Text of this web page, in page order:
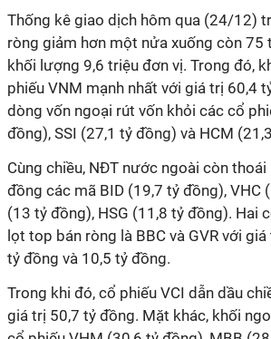
Thống kê giao dịch hôm qua (24/12)
ròng giảm hơn một nửa xuống còn 75
khối lượng 9,6 triệu đơn vị. Trong đó,
phiếu VNM mạnh nhất với giá trị 60,4
dòng vốn ngoại rút vốn khỏi các cổ
đồng), SSI (27,1 tỷ đồng) và HCM
Cùng chiều, NĐT nước ngoài còn
đồng các mã BID (19,7 tỷ đồng), VHC
(13 tỷ đồng), HSG (11,8 tỷ đồng). Hai
lọt top bán ròng là BBC và GVR với
tỷ đồng và 10,5 tỷ đồng.
Trong khi đó, cổ phiếu VCI dẫn dầu
giá trị 50,7 tỷ đồng. Mặt khác, khối